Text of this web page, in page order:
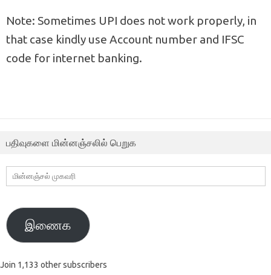
Note: Sometimes UPI does not work properly, in
that case kindly use Account number and IFSC
code for internet banking.
பதிவுகளை மின்னஞ்சலில் பெறுக
மின்னஞ்சல்
முகவரி
இணைக
Join 1,133 other subscribers